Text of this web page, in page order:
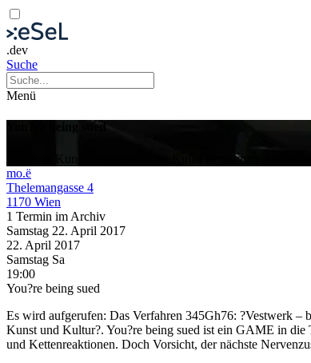
.dev
Suche
Menü
You?re being sued
Performance
mo.ë
Thelemangasse 4
1170 Wien
1 Termin im Archiv
Samstag 22. April 2017
22. April 2017
Samstag Sa
19:00
You?re being sued
Es wird aufgerufen: Das Verfahren 345Gh76: ?Vestwerk
Kunst und Kultur?. You?re being sued ist ein GAME in
und Kettenreaktionen. Doch Vorsicht, der nächste